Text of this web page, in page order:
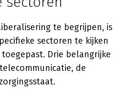
te begrijpen, is
sectoren te kijken
Drie belangrijke
de